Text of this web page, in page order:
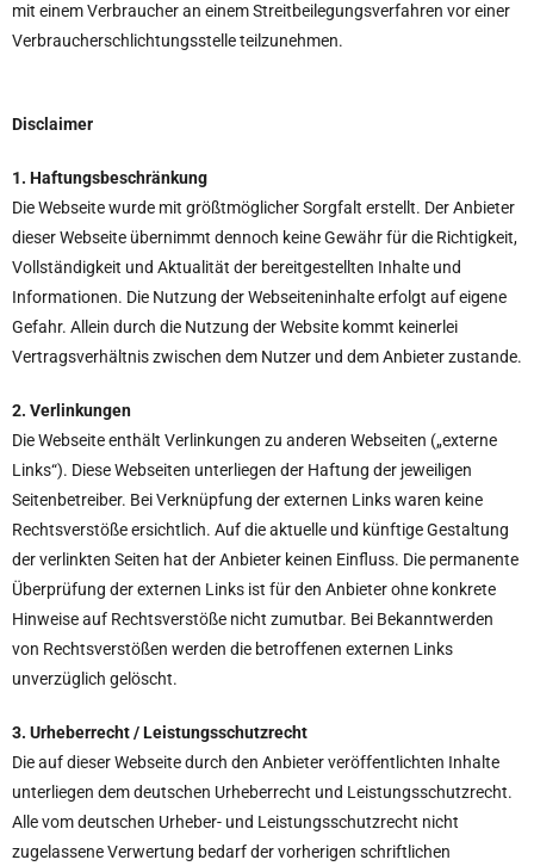
mit einem Verbraucher an einem Streitbeilegungsverfahren vor einer
Verbraucherschlichtungsstelle teilzunehmen.
Disclaimer
1. Haftungsbeschränkung
Die Webseite wurde mit größtmöglicher Sorgfalt erstellt. Der Anbieter
dieser Webseite übernimmt dennoch keine Gewähr für die Richtigkeit,
Vollständigkeit und Aktualität der bereitgestellten Inhalte und
Informationen. Die Nutzung der Webseiteninhalte erfolgt auf eigene
Gefahr. Allein durch die Nutzung der Website kommt keinerlei
Vertragsverhältnis zwischen dem Nutzer und dem Anbieter zustande.
2. Verlinkungen
Die Webseite enthält Verlinkungen zu anderen Webseiten („externe
Links“). Diese Webseiten unterliegen der Haftung der jeweiligen
Seitenbetreiber. Bei Verknüpfung der externen Links waren keine
Rechtsverstöße ersichtlich. Auf die aktuelle und künftige Gestaltung
der verlinkten Seiten hat der Anbieter keinen Einfluss. Die permanente
Überprüfung der externen Links ist für den Anbieter ohne konkrete
Hinweise auf Rechtsverstöße nicht zumutbar. Bei Bekanntwerden
von Rechtsverstößen werden die betroffenen externen Links
unverzüglich gelöscht.
3. Urheberrecht / Leistungsschutzrecht
Die auf dieser Webseite durch den Anbieter veröffentlichten Inhalte
unterliegen dem deutschen Urheberrecht und Leistungsschutzrecht.
Alle vom deutschen Urheber- und Leistungsschutzrecht nicht
zugelassene Verwertung bedarf der vorherigen schriftlichen